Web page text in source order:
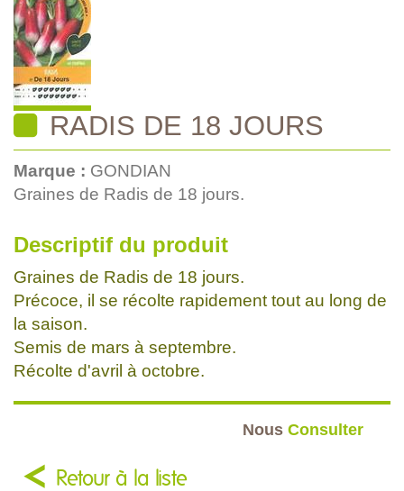
RADIS DE 18 JOURS
Marque : GONDIAN
Graines de Radis de 18 jours.
Descriptif du produit
Graines de Radis de 18 jours.
Précoce, il se récolte rapidement tout au long de
la saison.
Semis de mars à septembre.
Récolte d'avril à octobre.
Nous Consulter
Retour à la liste